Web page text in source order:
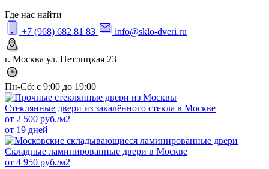
Где нас найти
+7 (968) 682 81 83
info@sklo-dveri.ru
г. Москва ул. Петлицкая 23
Пн-Сб: с 9:00 до 19:00
Стеклянные двери из закалённого стекла в Москве
от 2 500 руб./м2
от 19 дней
Складные ламинированные двери в Москве
от 4 950 руб./м2